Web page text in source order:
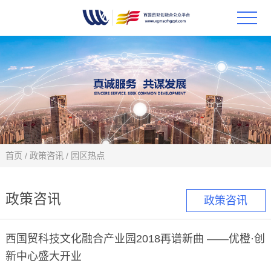
首页
政策
科技
合作
创新
政策咨讯
首页 / 政策咨讯 / 园区热点
政策咨讯
西国贸科技文化融合产业园2018再谱新曲 ——优橙·创
新中心盛大开业